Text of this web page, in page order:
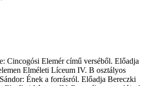
Cincogósi Elemér című verséből. Előadja
Elméleti Líceum IV. B osztályos
Ének a forrásról. Előadja Bereczki